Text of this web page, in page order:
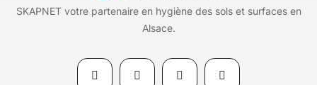
SKAPNET votre partenaire en hygiène des sols et surfaces en
Alsace.